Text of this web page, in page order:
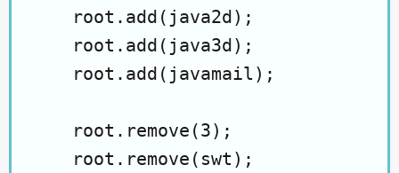
    root.add(java2d);
    root.add(java3d);
    root.add(javamail);
    root.remove(3);
    root.remove(swt);